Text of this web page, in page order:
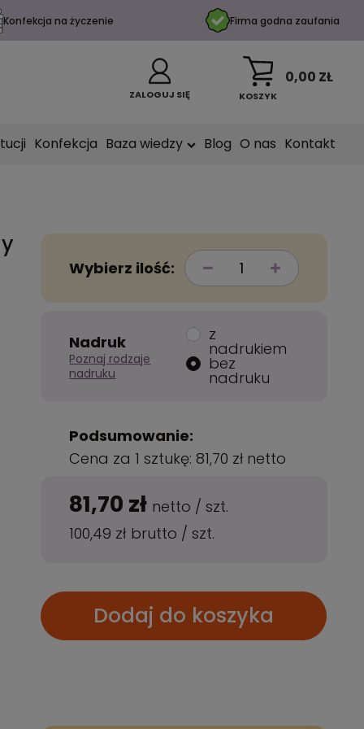
Konfekcja na życzenie Firma godna zaufania
ZALOGUJ SIĘ KOSZYK
0,00 ZŁ
Konfekcja Baza wiedzy Blog O nas Kontakt
Wybierz ilość:
Nadruk
Poznaj rodzaje
nadruku
z
nadrukiem
bez
nadruku
Podsumowanie:
Cena za 1 sztukę: 81,70 zł netto
81,70 zł netto /szt.
100,49 zł brutto /szt.
Dodaj do koszyka